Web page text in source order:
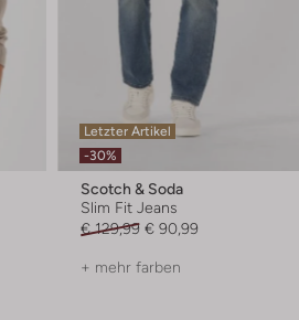
Letzter Artikel
-30%
Scotch & Soda
Slim Fit Jeans
€ 129,99 € 90,99
+ mehr farben